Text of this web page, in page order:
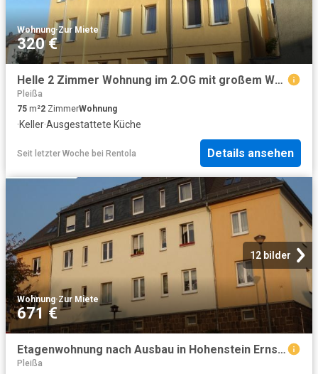
Wohnung·Zur Miete
320 €
Helle 2 Zimmer Wohnung im 2.OG mit großem Wohnzimmer, sep. Küche mit Einbauküche und Badewanne
Pleißa
75 m²2 ZimmerWohnung
·Keller·Ausgestattete Küche
Seit letzter Woche bei Rentola Details ansehen
12 bilder
Wohnung·Zur Miete
671 €
Etagenwohnung nach Ausbau in Hohenstein Ernstthal
Pleißa